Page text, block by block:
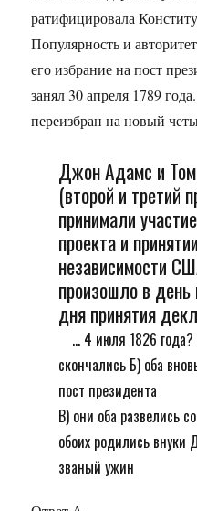
ратифицировала
Популярность и
его избрание на пост
занял 30 апреля 1789
переизбран на новый
Джон Адамс и
(второй и
принимали
проекта и
независимости
произошло в день
дня принятия
... 4 июля 1826
скончались Б) оба
пост президента
В) они оба развелись
обоих родились внуки
званый ужин